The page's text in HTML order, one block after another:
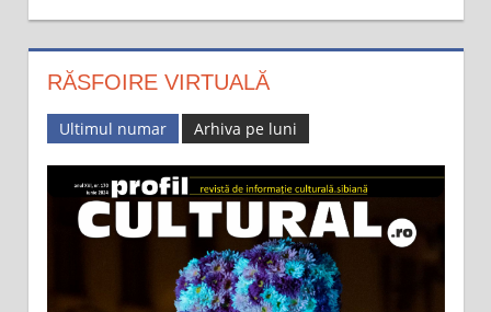
RĂSFOIRE VIRTUALĂ
Ultimul numar Arhiva pe luni